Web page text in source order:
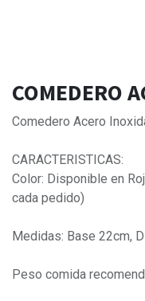
COMEDERO
Comedero Acero
CARACTERISTICAS:
Color: Disponible en
cada pedido)
Medidas: Base 22cm,
Peso comida